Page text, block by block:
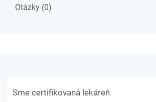
Otázky (0)
Sme certifikovaná lekáreň